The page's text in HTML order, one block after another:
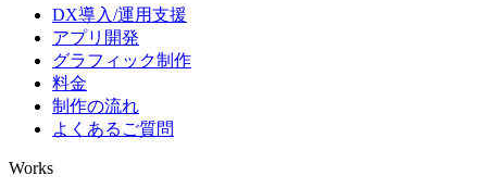
DX導入/運用支援
アプリ開発
グラフィック制作
料金
制作の流れ
よくあるご質問
Works